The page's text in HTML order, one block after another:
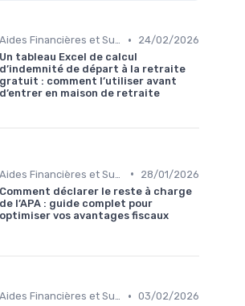
Aides Financières et Subventions •
24/02/2026
Un tableau Excel de calcul
d’indemnité de départ à la retraite
gratuit : comment l’utiliser avant
d’entrer en maison de retraite
•
28/01/2026
Comment déclarer le reste à charge
de l’APA : guide complet pour
optimiser vos avantages fiscaux
Aides Financières et Subventions • 03/02/2026